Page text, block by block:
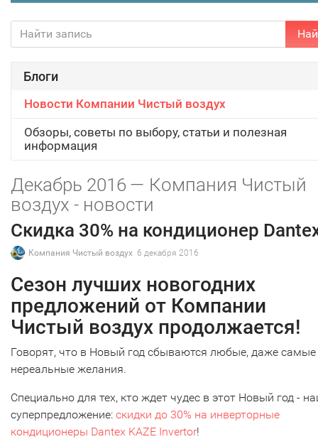
Блоги
Новости Компании Чистый воздух
Обзоры, советы по выбору, статьи и полезная
информация
Декабрь 2016 — Компания Чистый
воздух - новости
Скидка 30% на кондиционер
Компания Чистый воздух 6 декабря 2016
Сезон лучших новогодних
предложений от Компании
Чистый воздух продолжается!
Говорят, что в Новый год сбываются любые, даже самые
нереальные желания.
Специально для тех, кто ждет чудес в этот Новый год -
суперпредложение: скидки до 30% на инверторные
кондиционеры Dantex KAZE Invertor!